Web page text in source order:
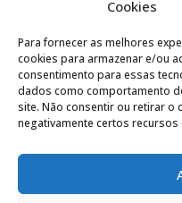
Cookies
Para fornecer as melhores
cookies para armazenar e/ou
consentimento para essas
dados como comportamento
site. Não consentir ou retirar o
negativamente certos recursos
2 –Moção n°. 004/19
Santiago Spadini
Orlândia em
fundadores”.